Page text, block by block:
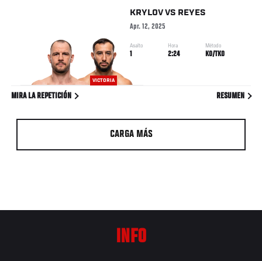
VICTORIA
KRYLOV VS REYES
Apr. 12, 2025
Asalto
1
Hora
2:24
Método
KO/TKO
MIRA LA REPETICIÓN RESUMEN
CARGA MÁS
INFO